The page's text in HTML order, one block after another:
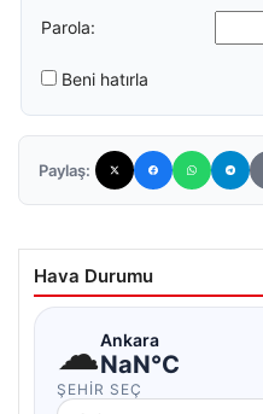
Parola:
Beni hatırla
Paylaş:
Hava Durumu
☁Ankara
NaN°C
ŞEHIR SEÇ